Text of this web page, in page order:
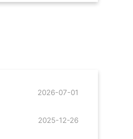
2026-07-01
2025-12-26